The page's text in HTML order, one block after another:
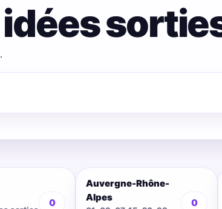
0
Auvergne-Rhône-
Alpes
0